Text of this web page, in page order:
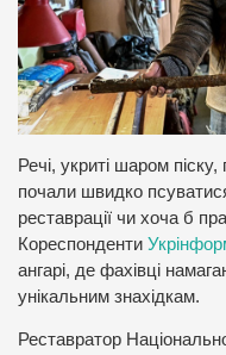
Речі, укриті шаром
почали швидко
реставрації чи хоча б
Кореспонденти
ангарі, де фахівці
унікальним знахідкам.
Реставратор